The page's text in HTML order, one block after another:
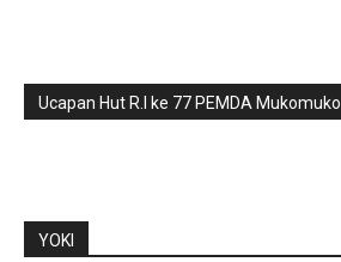
Ucapan Hut R.I ke 77 PEMDA Mukomuko
YOKI